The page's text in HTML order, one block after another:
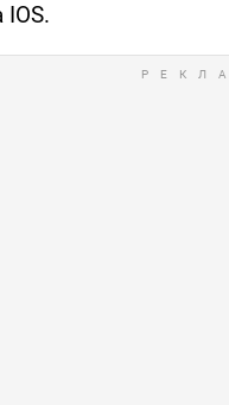
IOS.